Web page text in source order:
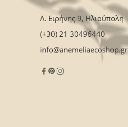
Λ. Ειρήνης 9, Ηλιούπολη
(+30) 21 30496440
info@anemeliaecoshop.gr